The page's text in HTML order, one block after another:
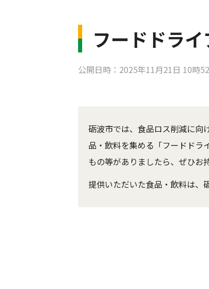
フードドライ
公開日時：2025年11月21日 10時
砺波市では、食品ロス削減に向
品・飲料を集める「フードドラ
もの等がありましたら、ぜひお
提供いただいた食品・飲料は、